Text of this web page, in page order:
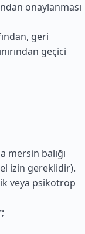
onaylanması
geri
geçici
mersin balığı
izin gereklidir).
veya psikotrop